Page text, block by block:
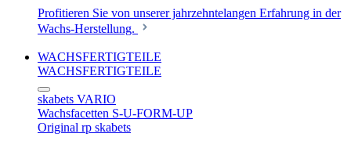
Profitieren Sie von unserer jahrzehntelangen Erfahrung in der
Wachs-Herstellung.
WACHSFERTIGTEILE
WACHSFERTIGTEILE
skabets VARIO
Wachsfacetten S-U-FORM-UP
Original rp skabets